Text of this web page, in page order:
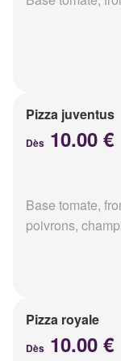
Pizza juventus
Dès 10.00 €
Base tomate,
poivrons,
Pizza royale
Dès 10.00 €